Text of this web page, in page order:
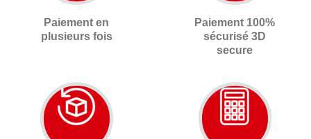
Paiement en
plusieurs fois
Paiement 100%
sécurisé 3D
secure